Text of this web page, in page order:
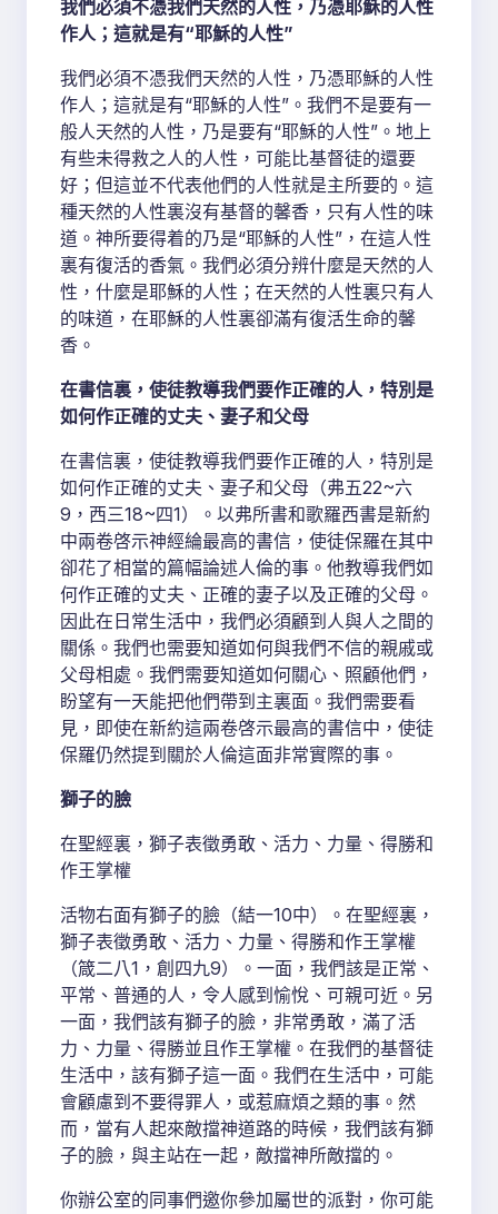
我們必須不憑我們天然的人性，乃憑耶穌的人性
作人；這就是有“耶穌的人性”
我們必須不憑我們天然的人性，乃憑耶穌的人性
作人；這就是有“耶穌的人性”。我們不是要有一
般人天然的人性，乃是要有“耶穌的人性”。地上
有些未得救之人的人性，可能比基督徒的還要
好；但這並不代表他們的人性就是主所要的。這
種天然的人性裏沒有基督的馨香，只有人性的味
道。神所要得着的乃是“耶穌的人性”，在這人性
裏有復活的香氣。我們必須分辨什麼是天然的人
性，什麼是耶穌的人性；在天然的人性裏只有人
的味道，在耶穌的人性裏卻滿有復活生命的馨
香。
在書信裏，使徒教導我們要作正確的人，特別是
如何作正確的丈夫、妻子和父母
在書信裏，使徒教導我們要作正確的人，特別是
如何作正確的丈夫、妻子和父母（弗五22~六
9，西三18~四1）。以弗所書和歌羅西書是新約
中兩卷啓示神經綸最高的書信，使徒保羅在其中
卻花了相當的篇幅論述人倫的事。他教導我們如
何作正確的丈夫、正確的妻子以及正確的父母。
因此在日常生活中，我們必須顧到人與人之間的
關係。我們也需要知道如何與我們不信的親戚或
父母相處。我們需要知道如何關心、照顧他們，
盼望有一天能把他們帶到主裏面。我們需要看
見，即使在新約這兩卷啓示最高的書信中，使徒
保羅仍然提到關於人倫這面非常實際的事。
獅子的臉
在聖經裏，獅子表徵勇敢、活力、力量、得勝和
作王掌權
活物右面有獅子的臉（結一10中）。在聖經裏，
獅子表徵勇敢、活力、力量、得勝和作王掌權
（箴二八1，創四九9）。一面，我們該是正常、
平常、普通的人，令人感到愉悅、可親可近。另
一面，我們該有獅子的臉，非常勇敢，滿了活
力、力量、得勝並且作王掌權。在我們的基督徒
生活中，該有獅子這一面。我們在生活中，可能
會顧慮到不要得罪人，或惹麻煩之類的事。然
而，當有人起來敵擋神道路的時候，我們該有獅
子的臉，與主站在一起，敵擋神所敵擋的。
你辦公室的同事們邀你參加屬世的派對，你可能